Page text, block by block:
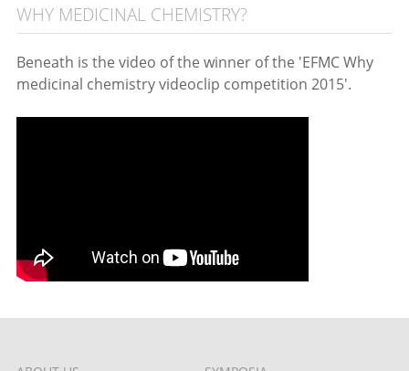
WHY MEDICINAL CHEMISTRY?
Beneath is the video of the winner of the 'EFMC Why
medicinal chemistry videoclip competition 2015'.